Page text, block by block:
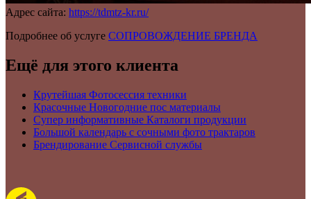
Адрес сайта: https://tdmtz-kr.ru/
Подробнее об услуге СОПРОВОЖДЕНИЕ БРЕНДА
Ещё для этого клиента
Крутейшая Фотосессия техники
Красочные Новогодние пос материалы
Супер информативные Каталоги продукции
Большой календарь с сочными фото трактаров
Брендирование Сервисной службы